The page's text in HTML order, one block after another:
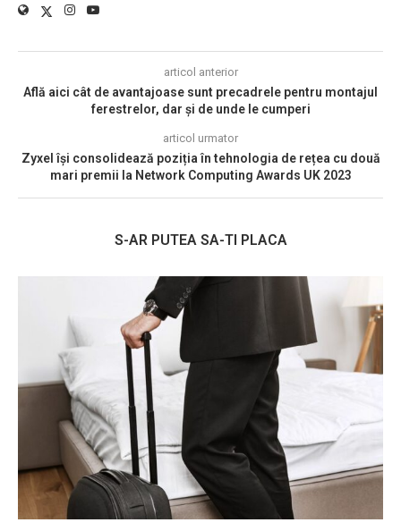
articol anterior
Află aici cât de avantajoase sunt precadrele pentru montajul
ferestrelor, dar și de unde le cumperi
articol urmator
Zyxel își consolidează poziția în tehnologia de rețea cu două
mari premii la Network Computing Awards UK 2023
S-AR PUTEA SA-TI PLACA